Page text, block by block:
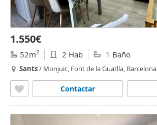
1.550€
52m2 2 Hab 1 Baño
Sants/ Monjuïc, Font de la Guatlla, Barcelona
Contactar